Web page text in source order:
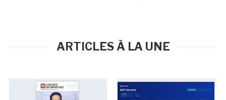
ARTICLES À LA UNE